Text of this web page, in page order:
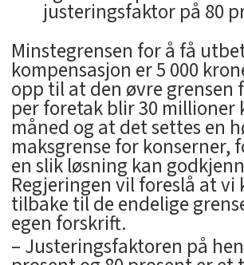
justeringsfaktor på 80
Minstegrensen for å få
kompensasjon er 5 000
opp til at den øvre grensen
per foretak blir 30 millioner
måned og at det settes en
maksgrense for konserner,
en slik løsning kan
Regjeringen vil foreslå at vi
tilbake til de endelige
egen forskrift.
– Justeringsfaktoren på